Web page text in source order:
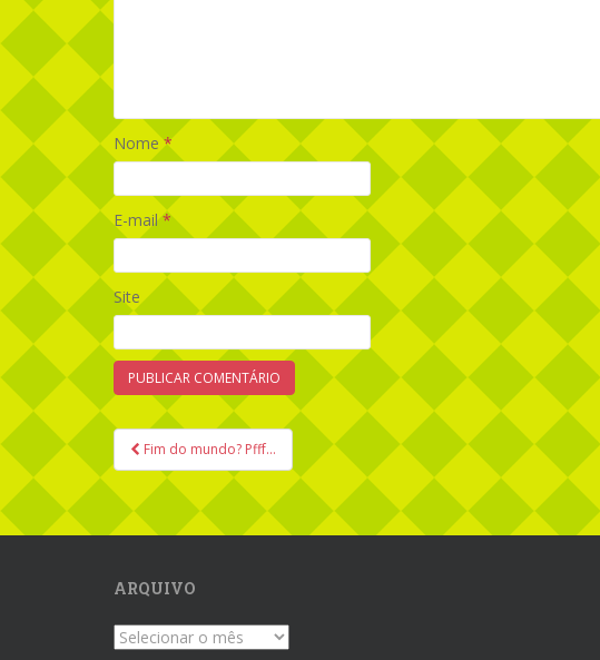
Nome*
E-mail*
Site
Navegação de Post
Fim do mundo? Pfff…
ARQUIVO
Arquivo